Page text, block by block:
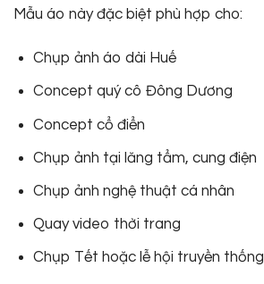
Mẫu áo này đặc biệt phù hợp cho:
Chụp ảnh áo dài Huế
Concept quý cô Đông Dương
Concept cổ điển
Chụp ảnh tại lăng tẩm, cung điện
Chụp ảnh nghệ thuật cá nhân
Quay video thời trang
Chụp Tết hoặc lễ hội truyền thống